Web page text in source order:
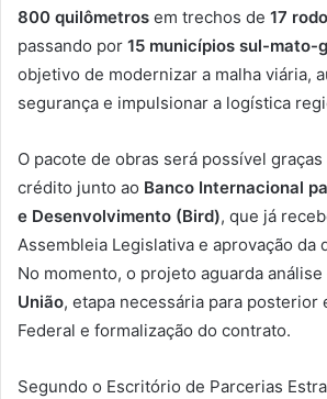
800 quilômetros em trechos de 17
passando por 15 municípios sul-mato-
objetivo de modernizar a malha viária,
segurança e impulsionar a logística
O pacote de obras será possível
crédito junto ao Banco Internacional
e Desenvolvimento (Bird), que já
Assembleia Legislativa e aprovação da
No momento, o projeto aguarda análise
União, etapa necessária para posterior
Federal e formalização do contrato.
Segundo o Escritório de Parcerias